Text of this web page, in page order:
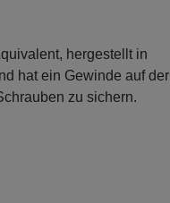
hergestellt in
hat ein Gewinde auf der
zu sichern.